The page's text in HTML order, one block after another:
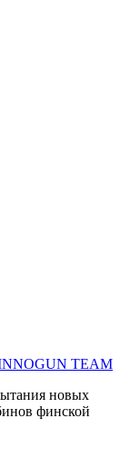
TEAM
новых
финской